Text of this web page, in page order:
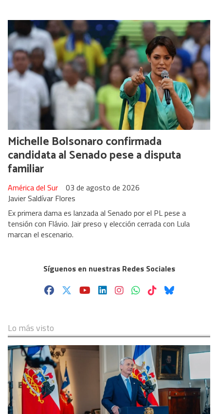
Michelle Bolsonaro confirmada
candidata al Senado pese a disputa
familiar
Javier Saldívar Flores
América del Sur 03 de agosto de 2026
Ex primera dama es lanzada al Senado por el PL pese a
tensión con Flávio. Jair preso y elección cerrada con Lula
marcan el escenario.
Síguenos en nuestras Redes Sociales
Lo más visto